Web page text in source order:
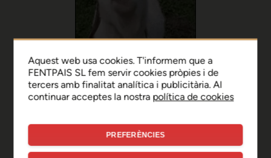
Ep, disculpa!
Aquest web usa cookies. T'informem que a
FENTPAIS SL fem servir cookies pròpies i de
tercers amb finalitat analítica i publicitària. Al
continuar acceptes la nostra política de cookies
PREFERÈNCIES